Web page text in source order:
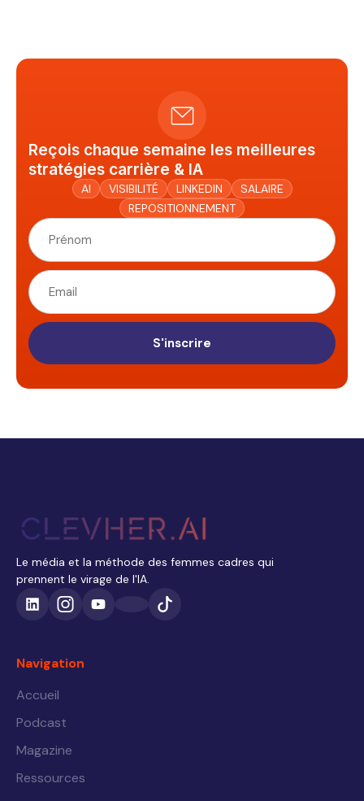
Reçois chaque semaine les meilleures
stratégies carrière & IA
AI VISIBILITÉ LINKEDIN
SALAIRE
REPOSITIONNEMENT
S'inscrire
Le média et la méthode des femmes cadres qui
prennent le virage de l'IA.
Navigation
Accueil
Podcast
Magazine
Ressources